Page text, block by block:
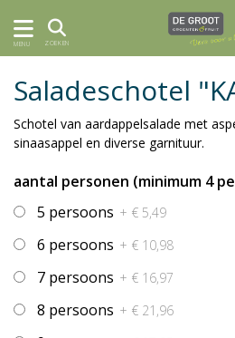
MENU ZOEKEN
Saladeschotel
Schotel van aardappelsalade met
sinaasappel en diverse garnituur.
aantal personen (minimum 4
5 persoons + € 5,49
6 persoons + € 10,98
7 persoons + € 16,97
8 persoons + € 21,96